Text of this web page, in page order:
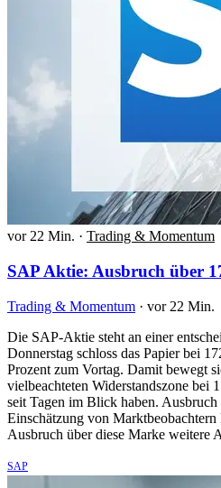
vor 22 Min. · Trading & Momentum
SAP Aktie: Ausbruch über
Trading & Momentum · vor 22 Min.
Die SAP-Aktie steht an einer
Donnerstag schloss das Papier bei
Prozent zum Vortag. Damit bewegt
vielbeachteten Widerstandszone bei
seit Tagen im Blick haben.
Einschätzung von
Ausbruch über diese Marke weitere
SAP